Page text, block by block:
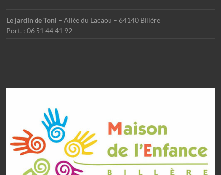
Le jardin de Toni –Allée du Lacaoü – 64140 Billère
Port. : 06 51 44 41 92